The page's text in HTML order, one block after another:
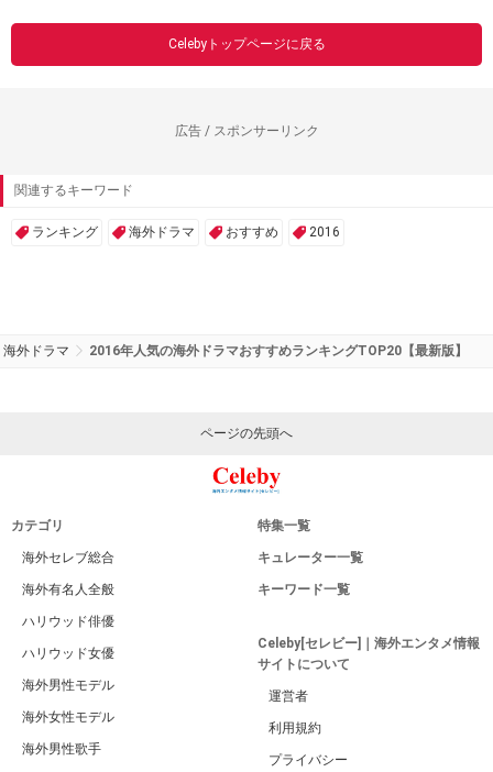
Celebyトップページに戻る
広告 / スポンサーリンク
関連するキーワード
ランキング 海外ドラマ おすすめ 2016
海外ドラマ 2016年人気の海外ドラマおすすめランキングTOP20【最新版】
ページの先頭へ
カテゴリ
海外セレブ総合
海外有名人全般
ハリウッド俳優
ハリウッド女優
海外男性モデル
海外女性モデル
海外男性歌手
特集一覧
キュレーター一覧
キーワード一覧
Celeby[セレビー]｜海外エンタメ情報
サイトについて
運営者
利用規約
プライバシー